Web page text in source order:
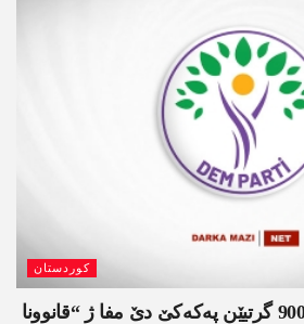
کوردستان
دەم پارتی: 3 ھەزار و 900 گرتیێن پەکەکێ دێ مفا ژ “قانوونا